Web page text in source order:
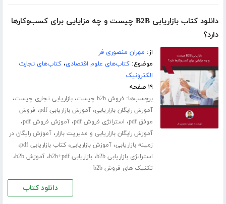
دانلود کتاب بازاریابی B2B چیست و چه مزایایی برای کسب‌وکارها
دارد؟
از: مهران منصوری فر
موضوع:کتاب‌های علوم اقتصادی،کتاب‌های تجارت
الکترونیک
۱۹ صفحه
برچسب‌ها: فروش b2b چیست ،بازاریابی تجاری چیست،
آموزش رایگان بازاریابی،آموزش بازاریابی pdf ، فروش
موفق pdf
، استراتژی فروش pdf ،آموزش فروش pdf ،
آموزش رایگان بازاریابی و مدیریت بازار،آموزش رایگان در
زمینه بازاریابی،آموزش بازاریابی،کتاب بازاریابی pdf ،
استراتژی بازاریابی b2b ،بازاریابی b2b+pdf ،آموزش b2b ،
تکنیک های فروش b2b
دانلود کتاب